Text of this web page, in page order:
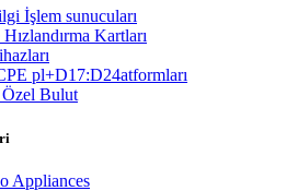
İşlem sunucuları
Kartları
pl+D17:D24atformları
Bulut
Appliances